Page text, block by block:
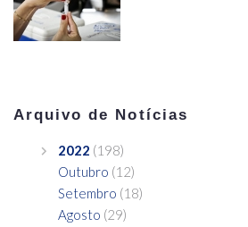
Arquivo de Notícias
2022 (198)
Outubro (12)
Setembro (18)
Agosto (29)